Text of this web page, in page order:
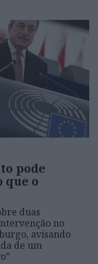
pode
que o
duas
no
avisando
de um